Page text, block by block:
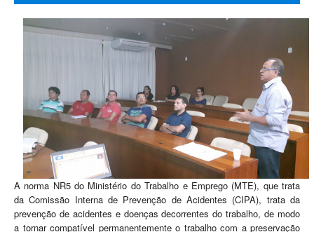
A norma NR5 do Ministério do Trabalho e Emprego (MTE), que trata
da Comissão Interna de Prevenção de Acidentes (CIPA), trata da
prevenção de acidentes e doenças decorrentes do trabalho, de modo
a tornar compatível permanentemente o trabalho com a preservação